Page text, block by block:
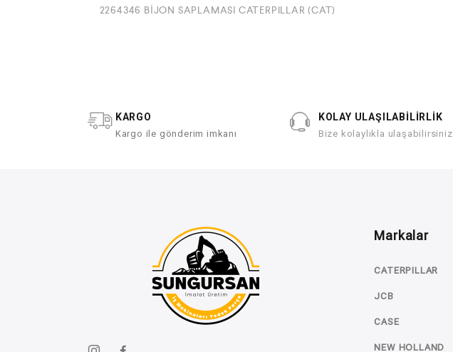
2264346 BİJON SAPLAMASI CATERPILLAR (CAT)
KARGO
Kargo ile gönderim imkanı
KOLAY ULAŞILABİLİRLİK
Bize kolaylıkla ulaşabilirsiniz
Markalar
CATERPILLAR
JCB
CASE
NEW HOLLAND